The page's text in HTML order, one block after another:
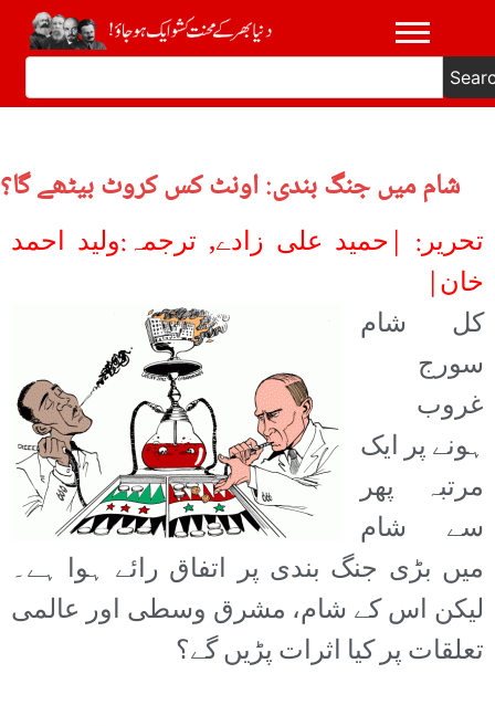
شام میں جنگ بندی: اونٹ کس کروٹ بیٹھے گا؟
تحریر: |حمید علی زادے, ترجمہ:ولید احمد
خان|
کل شام
سورج
غروب
ہونے پر ایک
مرتبہ پھر
سے شام
میں بڑی جنگ بندی پر اتفاق رائے ہوا ہے۔
لیکن اس کے شام، مشرق وسطی اور عالمی
تعلقات پر کیا اثرات پڑیں گے؟